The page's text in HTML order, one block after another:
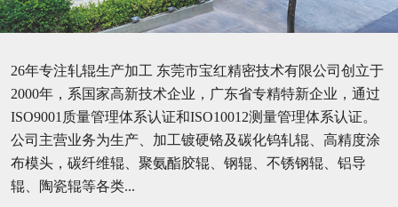
26年专注轧辊生产加工 东莞市宝红精密技术有限公司创立于
2000年，系国家高新技术企业，广东省专精特新企业，通过
ISO9001质量管理体系认证和ISO10012测量管理体系认证。
公司主营业务为生产、加工镀硬铬及碳化钨轧辊、高精度涂
布模头，碳纤维辊、聚氨酯胶辊、钢辊、不锈钢辊、铝导
辊、陶瓷辊等各类...